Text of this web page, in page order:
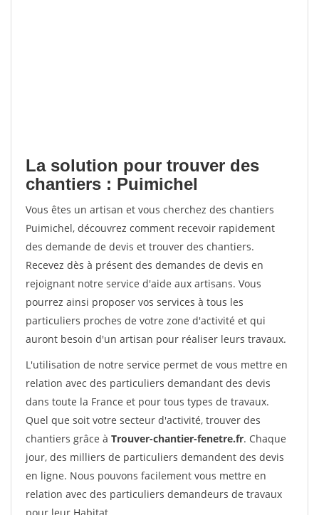
La solution pour trouver des
chantiers : Puimichel
Vous êtes un artisan et vous cherchez des chantiers
Puimichel, découvrez comment recevoir rapidement
des demande de devis et trouver des chantiers.
Recevez dès à présent des demandes de devis en
rejoignant notre service d'aide aux artisans. Vous
pourrez ainsi proposer vos services à tous les
particuliers proches de votre zone d'activité et qui
auront besoin d'un artisan pour réaliser leurs travaux.
L'utilisation de notre service permet de vous mettre en
relation avec des particuliers demandant des devis
dans toute la France et pour tous types de travaux.
Quel que soit votre secteur d'activité, trouver des
chantiers grâce à Trouver-chantier-fenetre.fr. Chaque
jour, des milliers de particuliers demandent des devis
en ligne. Nous pouvons facilement vous mettre en
relation avec des particuliers demandeurs de travaux